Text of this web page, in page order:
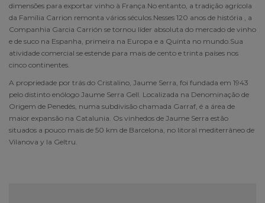
dimensões para exportar vinho à França.No entanto, a tradição agrícola
da Família Carrion remonta vários séculos.Nesses 120 anos de história , a
Companhia Garcia Carrión se tornou líder absoluta do mercado de vinho
e de suco na Espanha, primeira na Europa e a Quinta no mundo.Sua
atividade comercial se estende para mais de cento e trinta países nos
cinco continentes.
A propriedade por trás do Cristalino, Jaume Serra, foi fundada em 1943
pelo distinto enólogo Jaume Serra Gell. Localizada na Denominação de
Origem de Penedés, numa subdivisão chamada Garraf, é a área de
maior expansão na Catalunia. Os vinhedos de Jaume Serra estão
situados a pouco mais de 50 km de Barcelona, no litoral mediterrâneo de
Vilanova y la Geltru.